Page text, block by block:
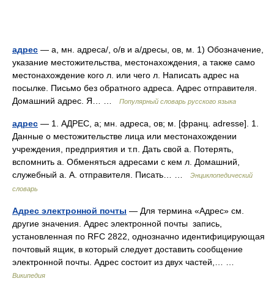
адрес — а, мн. адреса/, о/в и а/дресы, ов, м. 1) Обозначение,
указание местожительства, местонахождения, а также само
местонахождение кого л. или чего л. Написать адрес на
посылке. Письмо без обратного адреса. Адрес отправителя.
Домашний адрес. Я… …
Популярный словарь русского языка
адрес — 1. АДРЕС, а; мн. адреса, ов; м. [франц. adresse]. 1.
Данные о местожительстве лица или местонахождении
учреждения, предприятия и т.п. Дать свой а. Потерять,
вспомнить а. Обменяться адресами с кем л. Домашний,
служебный а. А. отправителя. Писать… …
Энциклопедический
словарь
Адрес электронной почты — Для термина «Адрес» см.
другие значения. Адрес электронной почты запись,
установленная по RFC 2822, однозначно идентифицирующая
почтовый ящик, в который следует доставить сообщение
электронной почты. Адрес состоит из двух частей,… …
Википедия